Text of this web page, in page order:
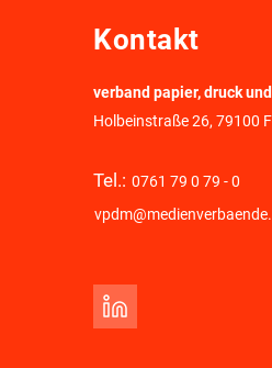
Kontakt
verband papier, druck
Holbeinstraße 26, 79100
Tel.: 0761 79 0 79 - 0